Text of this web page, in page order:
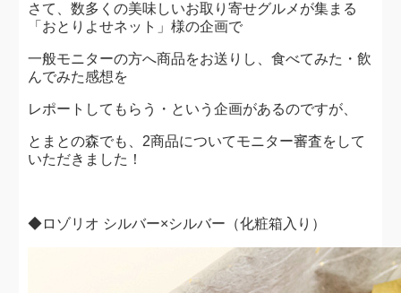
さて、数多くの美味しいお取り寄せグルメが集まる
「おとりよせネット」様の企画で
一般モニターの方へ商品をお送りし、食べてみた・飲
んでみた感想を
レポートしてもらう・という企画があるのですが、
とまとの森でも、2商品についてモニター審査をして
いただきました！
◆ロゾリオ シルバー×シルバー（化粧箱入り）